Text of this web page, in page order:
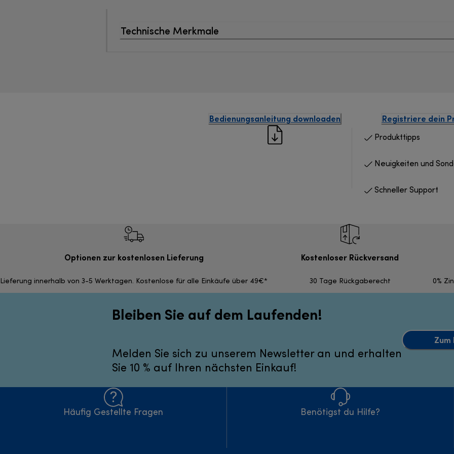
Technische Merkmale
Bedienungsanleitung downloaden Registriere dein
Produkttipps
Neuigkeiten und
Schneller Support
Optionen zur kostenlosen Lieferung
Lieferung innerhalb von 3-5 Werktagen. Kostenlose für alle Einkäufe über 49€*
Kostenloser Rückversand
30 Tage Rückgaberecht 0%
Bleiben Sie auf dem Laufenden!
Melden Sie sich zu unserem Newsletter an und erhalten
Sie 10 % auf Ihren nächsten Einkauf!
Häufig Gestellte Fragen Benötigst du Hilfe?